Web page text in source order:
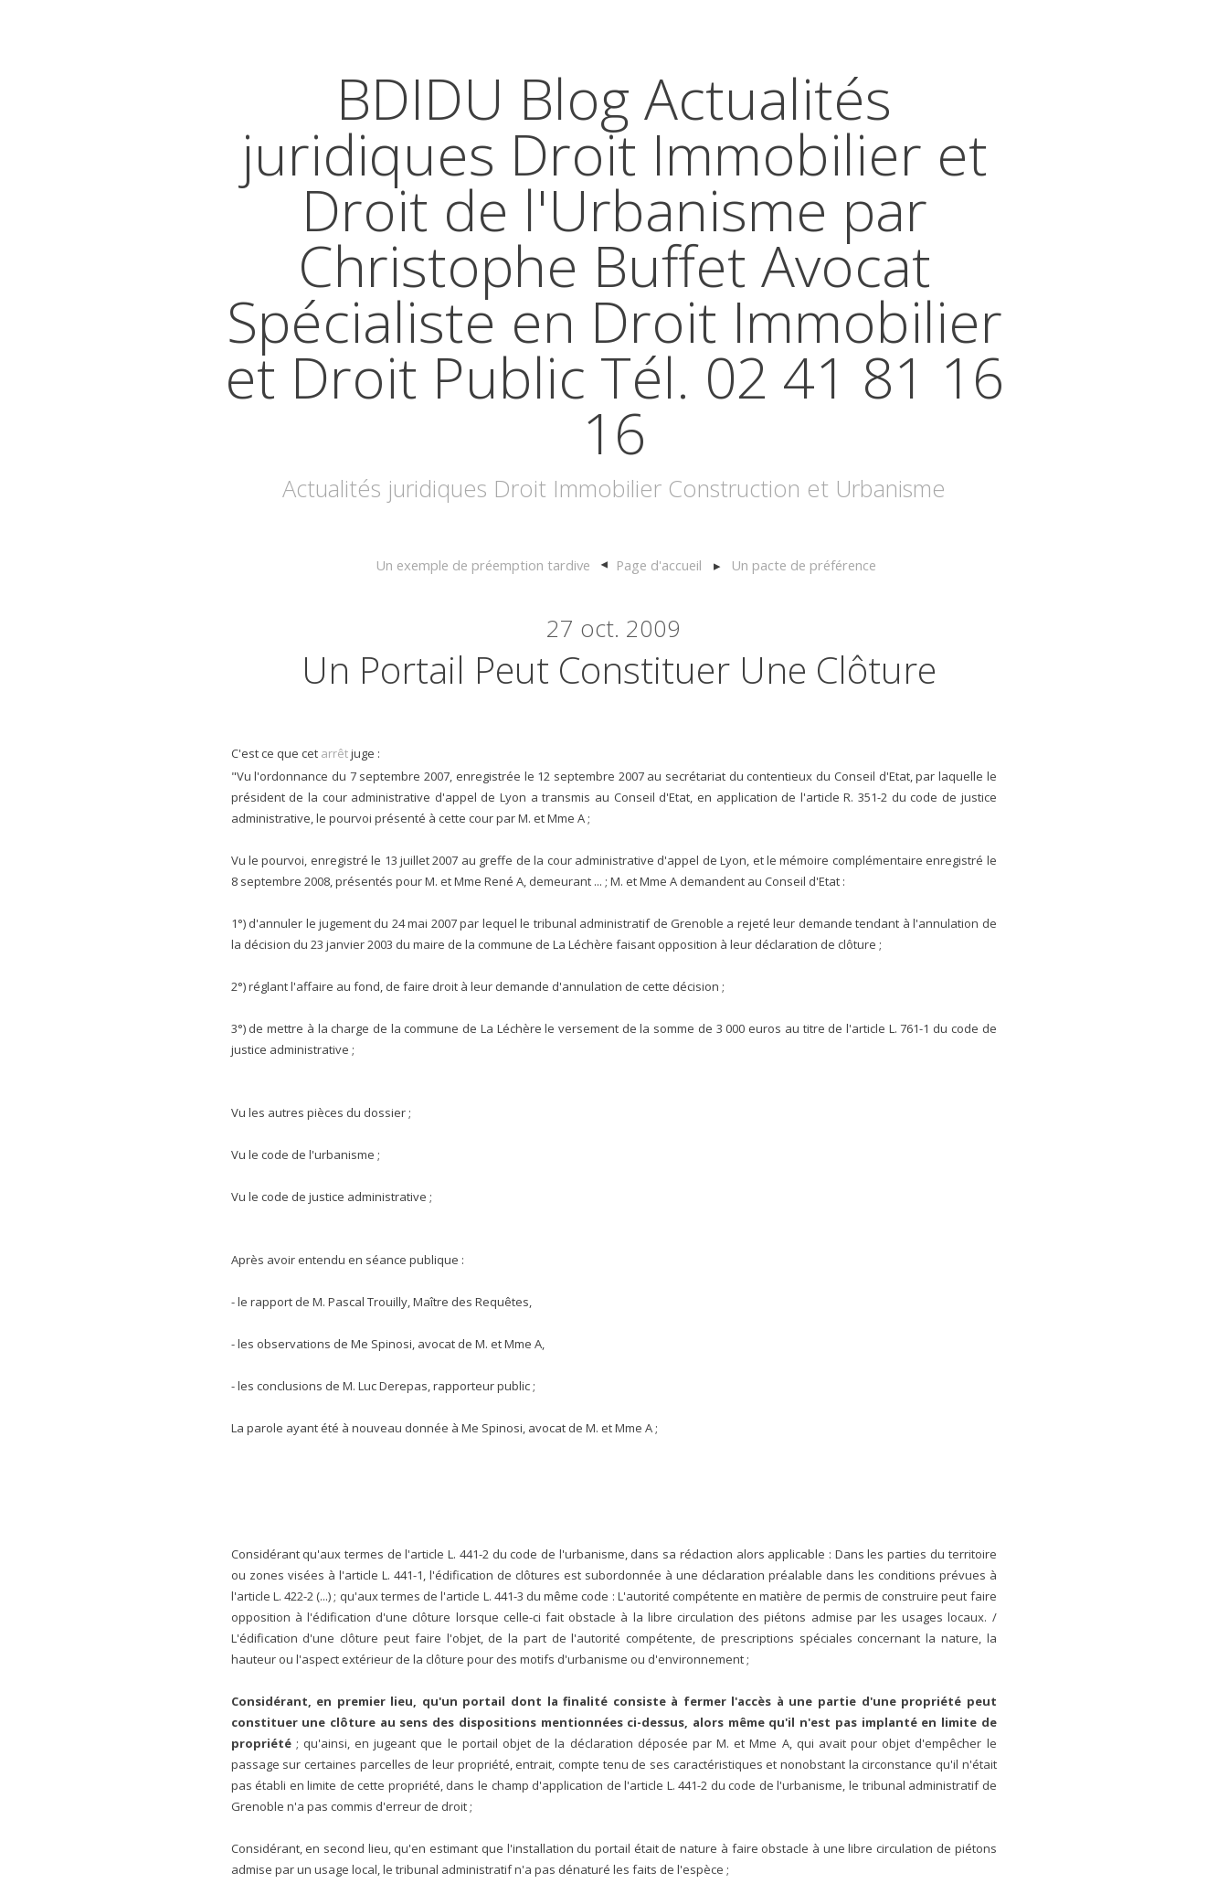
BDIDU Blog Actualités
juridiques Droit Immobilier et
Droit de l'Urbanisme par
Christophe Buffet Avocat
Spécialiste en Droit Immobilier
et Droit Public Tél. 02 41 81 16
16
Actualités juridiques Droit Immobilier Construction et Urbanisme
Un exemple de préemption tardive Page d'accueil Un pacte de préférence
27 oct. 2009
Un Portail Peut Constituer Une Clôture
C'est ce que cet arrêtjuge :
"Vu l'ordonnance du 7 septembre 2007, enregistrée le 12 septembre 2007 au secrétariat du contentieux du Conseil d'Etat, par laquelle le
président de la cour administrative d'appel de Lyon a transmis au Conseil d'Etat, en application de l'article R. 351-2 du code de justice
administrative, le pourvoi présenté à cette cour par M. et Mme A ;
Vu le pourvoi, enregistré le 13 juillet 2007 au greffe de la cour administrative d'appel de Lyon, et le mémoire complémentaire enregistré le
8 septembre 2008, présentés pour M. et Mme René A, demeurant ... ; M. et Mme A demandent au Conseil d'Etat :
1°) d'annuler le jugement du 24 mai 2007 par lequel le tribunal administratif de Grenoble a rejeté leur demande tendant à l'annulation de
la décision du 23 janvier 2003 du maire de la commune de La Léchère faisant opposition à leur déclaration de clôture ;
2°) réglant l'affaire au fond, de faire droit à leur demande d'annulation de cette décision ;
3°) de mettre à la charge de la commune de La Léchère le versement de la somme de 3 000 euros au titre de l'article L. 761-1 du code de
justice administrative ;
Vu les autres pièces du dossier ;
Vu le code de l'urbanisme ;
Vu le code de justice administrative ;
Après avoir entendu en séance publique :
- le rapport de M. Pascal Trouilly, Maître des Requêtes,
- les observations de Me Spinosi, avocat de M. et Mme A,
- les conclusions de M. Luc Derepas, rapporteur public ;
La parole ayant été à nouveau donnée à Me Spinosi, avocat de M. et Mme A ;
Considérant qu'aux termes de l'article L. 441-2 du code de l'urbanisme, dans sa rédaction alors applicable : Dans les parties du territoire
ou zones visées à l'article L. 441-1, l'édification de clôtures est subordonnée à une déclaration préalable dans les conditions prévues à
l'article L. 422-2 (...) ; qu'aux termes de l'article L. 441-3 du même code : L'autorité compétente en matière de permis de construire peut faire
opposition à l'édification d'une clôture lorsque celle-ci fait obstacle à la libre circulation des piétons admise par les usages locaux. /
L'édification d'une clôture peut faire l'objet, de la part de l'autorité compétente, de prescriptions spéciales concernant la nature, la
hauteur ou l'aspect extérieur de la clôture pour des motifs d'urbanisme ou d'environnement ;
Considérant, en premier lieu, qu'un portail dont la finalité consiste à fermer l'accès à une partie d'une propriété peut
constituer une clôture au sens des dispositions mentionnées ci-dessus, alors même qu'il n'est pas implanté en limite de
propriété; qu'ainsi, en jugeant que le portail objet de la déclaration déposée par M. et Mme A, qui avait pour objet d'empêcher le
passage sur certaines parcelles de leur propriété, entrait, compte tenu de ses caractéristiques et nonobstant la circonstance qu'il n'était
pas établi en limite de cette propriété, dans le champ d'application de l'article L. 441-2 du code de l'urbanisme, le tribunal administratif de
Grenoble n'a pas commis d'erreur de droit ;
Considérant, en second lieu, qu'en estimant que l'installation du portail était de nature à faire obstacle à une libre circulation de piétons
admise par un usage local, le tribunal administratif n'a pas dénaturé les faits de l'espèce ;